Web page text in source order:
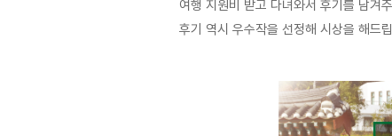
여행 지원비 받고 다녀와서 후기를 남겨
후기 역시 우수작을 선정해 시상을 해드